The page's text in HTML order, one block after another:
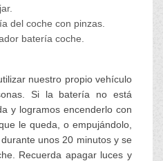
del coche con pinzas.
batería coche.
nuestro propio vehículo
Si la batería no está
y logramos encenderlo con
le queda, o empujándolo,
unos 20 minutos y se
Recuerda apagar luces y